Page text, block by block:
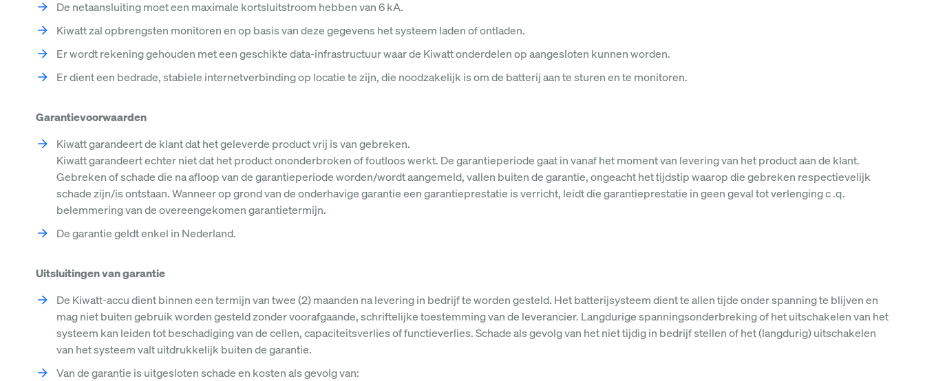
De netaansluiting moet een maximale kortsluitstroom hebben van 6 kA.
Kiwatt zal opbrengsten monitoren en op basis van deze gegevens het systeem laden of ontladen.
Er wordt rekening gehouden met een geschikte data-infrastructuur waar de Kiwatt onderdelen op aangesloten kunnen worden.
Er dient een bedrade, stabiele internetverbinding op locatie te zijn, die noodzakelijk is om de batterij aan te sturen en te monitoren.
Garantievoorwaarden
Kiwatt garandeert de klant dat het geleverde product vrij is van gebreken.
Kiwatt garandeert echter niet dat het product ononderbroken of foutloos werkt. De garantieperiode gaat in vanaf het moment van levering van het product aan de klant.
Gebreken of schade die na afloop van de garantieperiode worden/wordt aangemeld, vallen buiten de garantie, ongeacht het tijdstip waarop die gebreken respectievelijk
schade zijn/is ontstaan. Wanneer op grond van de onderhavige garantie een garantieprestatie is verricht, leidt die garantieprestatie in geen geval tot verlenging c .q.
belemmering van de overeengekomen garantietermijn.
De garantie geldt enkel in Nederland.
Uitsluitingen van garantie
De Kiwatt-accu dient binnen een termijn van twee (2) maanden na levering in bedrijf te worden gesteld. Het batterijsysteem dient te allen tijde onder spanning te blijven en
mag niet buiten gebruik worden gesteld zonder voorafgaande, schriftelijke toestemming van de leverancier. Langdurige spanningsonderbreking of het uitschakelen van het
systeem kan leiden tot beschadiging van de cellen, capaciteitsverlies of functieverlies. Schade als gevolg van het niet tijdig in bedrijf stellen of het (langdurig) uitschakelen
van het systeem valt uitdrukkelijk buiten de garantie.
Van de garantie is uitgesloten schade en kosten als gevolg van: